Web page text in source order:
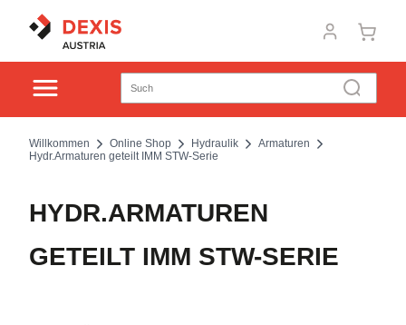
Willkommen Online Shop Hydraulik
Armaturen
Hydr.Armaturen geteilt IMM STW-Serie
HYDR.ARMATUREN
GETEILT IMM STW-SERIE